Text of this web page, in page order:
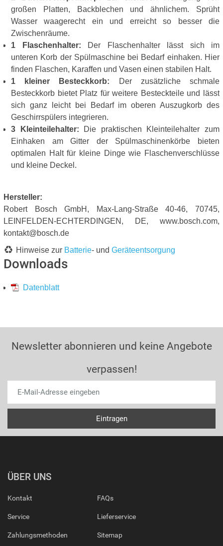
großen Platten, Backblechen und ähnlichem. Sprüht
Wasser waagerecht ein und erreicht so besser die
Zwischenräume.
1 Flaschenhalter: Der Flaschenhalter lässt sich im
unteren Korb der Spülmaschine bei Bedarf einhaken. Hier
finden Flaschen, Karaffen und Vasen einen stabilen Halt.
1 kleiner Besteckkorb: Der zusätzliche schmale
Besteckkorb bietet Platz für weitere Besteckteile und lässt
sich ganz leicht bei Bedarf im oberen Auszugkorb des
Geschirrspülers integrieren.
3 Kleinteilehalter: Die praktischen Kleinteilehalter zum
Einhaken am Gitter der Spülmaschinenkörbe bieten
optimalen Halt für kleine Dinge wie Flaschenverschlüsse
und kleine Deckel.
Hersteller:
Robert Bosch GmbH, Max-Lang-Straße 40-46, 70745,
LEINFELDEN-ECHTERDINGEN, DE, www.bosch.com,
kontakt@bosch.de
Hinweise zur Batterie- und Geräteentsorgung
Downloads
Datenblatt
Newsletter abonnieren und keine Angebote
verpassen!
ÜBER UNS
Kontakt
Service
Zahlungsmethoden
FAQs
Lieferservice
Sitemap